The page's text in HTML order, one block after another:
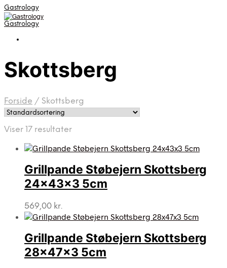
Gastrology
Gastrology
Skottsberg
Forside / Skottsberg
Viser 17 resultater
Grillpande Støbejern Skottsberg
24x43x3 5cm
569,00 kr.
Grillpande Støbejern Skottsberg
28x47x3 5cm